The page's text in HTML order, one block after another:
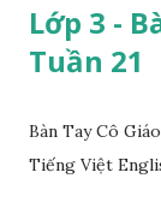
Lớp 3 -
Tuần 21
Bàn Tay Cô
Tiếng Việt